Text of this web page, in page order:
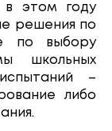
в этом году
решения по
по выбору
школьных
–
либо